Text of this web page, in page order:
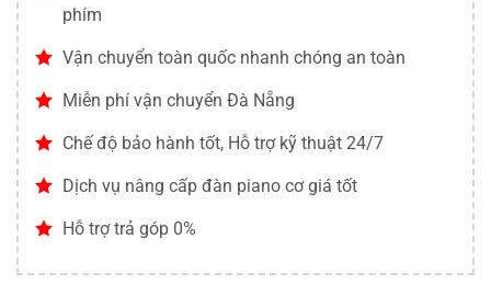
phím
Vận chuyển toàn quốc nhanh chóng an toàn
Miễn phí vận chuyển Đà Nẵng
Chế độ bảo hành tốt, Hỗ trợ kỹ thuật 24/7
Dịch vụ nâng cấp đàn piano cơ giá tốt
Hỗ trợ trả góp 0%